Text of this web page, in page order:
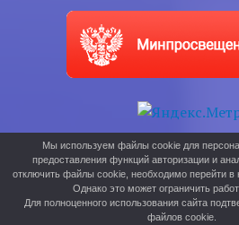
Мы используем файлы cookie для
предоставления функций авторизации и
отключить файлы cookie, необходимо перейти в
Однако это может ограничить
Для полноценного использования сайта
файлов cookie.